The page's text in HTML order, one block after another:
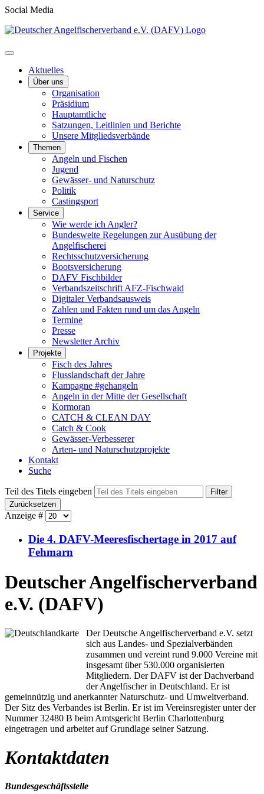
Social Media
Aktuelles
Über uns
Organisation
Präsidium
Hauptamtliche
Satzungen, Leitlinien und Berichte
Unsere Mitgliedsverbände
Themen
Angeln und Fischen
Jugend
Gewässer- und Naturschutz
Politik
Castingsport
Service
Wie werde ich Angler?
Bundesweite Regelungen zur Ausübung der
Angelfischerei
Rechtsschutzversicherung
Bootsversicherung
DAFV Fischbilder
Verbandszeitschrift AFZ-Fischwaid
Digitaler Verbandsausweis
Zahlen und Fakten rund um das Angeln
Termine
Presse
Newsletter Archiv
Projekte
Fisch des Jahres
Flusslandschaft der Jahre
Kampagne #gehangeln
Angeln in der Mitte der Gesellschaft
Kormoran
CATCH & CLEAN DAY
Catch & Cook
Gewässer-Verbesserer
Arten- und Naturschutzprojekte
Kontakt
Suche
Teil des Titels eingeben
Filter
Zurücksetzen
Anzeige #
Die 4. DAFV-Meeresfischertage in 2017 auf
Fehmarn
Deutscher Angelfischerverband
e.V. (DAFV)
Der Deutsche Angelfischerverband e.V. setzt
sich aus Landes- und Spezialverbänden
zusammen und vereint rund 9.000 Vereine mit
insgesamt über 530.000 organisierten
Mitgliedern. Der DAFV ist der Dachverband
der Angelfischer in Deutschland. Er ist
gemeinnützig und anerkannter Naturschutz- und Umweltverband.
Der Sitz des Verbandes ist Berlin. Er ist im Vereinsregister unter der
Nummer 32480 B beim Amtsgericht Berlin Charlottenburg
eingetragen und arbeitet auf Grundlage seiner Satzung.
Kontaktdaten
Bundesgeschäftsstelle